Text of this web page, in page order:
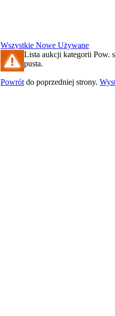
Wszystkie Nowe Używane
Lista aukcji kategorii Pow.
pusta.
Powrót do poprzedniej strony.